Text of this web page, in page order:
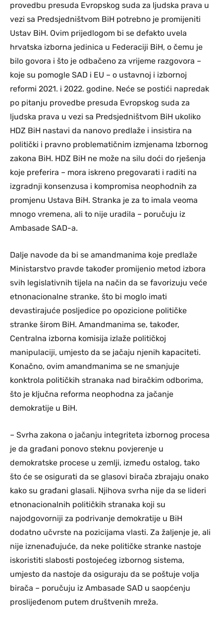
provedbu presuda Evropskog suda za ljudska prava u
vezi sa Predsjedništvom BiH potrebno je promijeniti
Ustav BiH. Ovim prijedlogom bi se defakto uvela
hrvatska izborna jedinica u Federaciji BiH, o čemu je
bilo govora i što je odbačeno za vrijeme razgovora –
koje su pomogle SAD i EU – o ustavnoj i izbornoj
reformi 2021. i 2022. godine. Neće se postići napredak
po pitanju provedbe presuda Evropskog suda za
ljudska prava u vezi sa Predsjedništvom BiH ukoliko
HDZ BiH nastavi da nanovo predlaže i insistira na
politički i pravno problematičnim izmjenama Izbornog
zakona BiH. HDZ BiH ne može na silu doći do rješenja
koje preferira – mora iskreno pregovarati i raditi na
izgradnji konsenzusa i kompromisa neophodnih za
promjenu Ustava BiH. Stranka je za to imala veoma
mnogo vremena, ali to nije uradila – poručuju iz
Ambasade SAD-a.
Dalje navode da bi se amandmanima koje predlaže
Ministarstvo pravde također promijenio metod izbora
svih legislativnih tijela na način da se favorizuju veće
etnonacionalne stranke, što bi moglo imati
devastirajuće posljedice po opozicione političke
stranke širom BiH. Amandmanima se, također,
Centralna izborna komisija izlaže političkoj
manipulaciji, umjesto da se jačaju njenih kapaciteti.
Konačno, ovim amandmanima se ne smanjuje
konktrola političkih stranaka nad biračkim odborima,
što je ključna reforma neophodna za jačanje
demokratije u BiH.
– Svrha zakona o jačanju integriteta izbornog procesa
je da građani ponovo steknu povjerenje u
demokratske procese u zemlji, između ostalog, tako
što će se osigurati da se glasovi birača zbrajaju onako
kako su građani glasali. Njihova svrha nije da se lideri
etnonacionalnih političkih stranaka koji su
najodgovorniji za podrivanje demokratije u BiH
dodatno učvrste na pozicijama vlasti. Za žaljenje je, ali
nije iznenađujuće, da neke političke stranke nastoje
iskoristiti slabosti postojećeg izbornog sistema,
umjesto da nastoje da osiguraju da se poštuje volja
birača – poručuju iz Ambasade SAD u saopćenju
proslijeđenom putem društvenih mreža.